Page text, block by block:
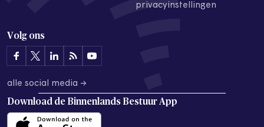
privacyinstellingen
Volg ons
alle social media →
Download de Binnenlands Bestuur App